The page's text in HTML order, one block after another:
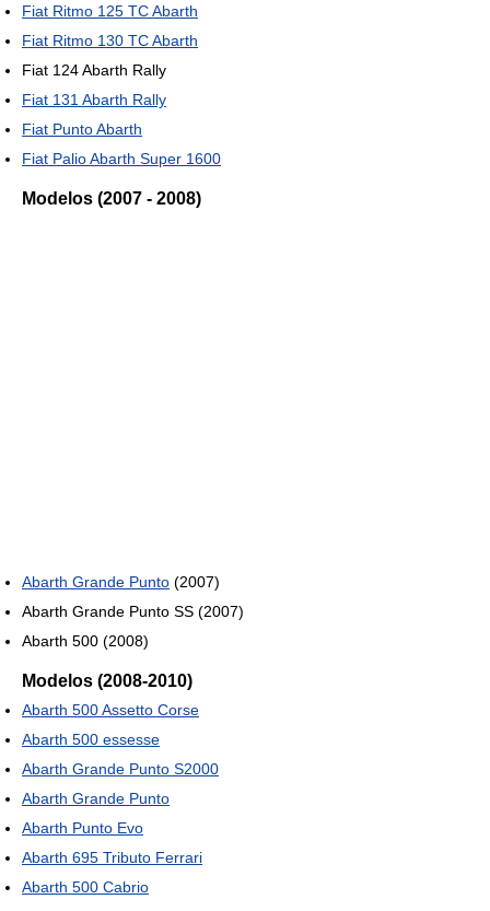
Fiat Ritmo 125 TC Abarth
Fiat Ritmo 130 TC Abarth
Fiat 124 Abarth Rally
Fiat 131 Abarth Rally
Fiat Punto Abarth
Fiat Palio Abarth Super 1600
Modelos (2007 - 2008)
Abarth Grande Punto (2007)
Abarth Grande Punto SS (2007)
Abarth 500 (2008)
Modelos (2008-2010)
Abarth 500 Assetto Corse
Abarth 500 essesse
Abarth Grande Punto S2000
Abarth Grande Punto
Abarth Punto Evo
Abarth 695 Tributo Ferrari
Abarth 500 Cabrio